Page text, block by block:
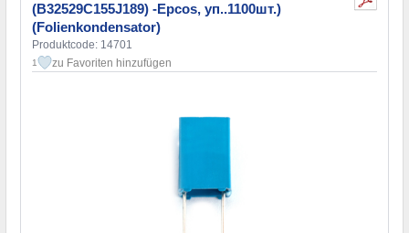
(B32529C155J189) -Epcos, уп..1100шт.)
(Folienkondensator)
Produktcode: 14701
1 zu Favoriten hinzufügen